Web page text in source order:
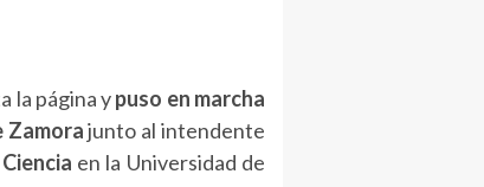
la página ypuso en marcha
Zamorajunto al intendente
en la Universidad de